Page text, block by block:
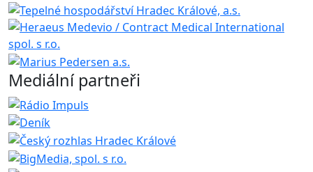
Mediální partneři